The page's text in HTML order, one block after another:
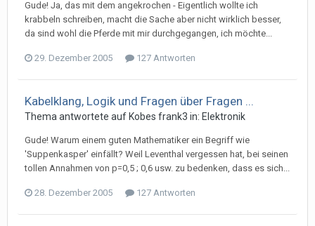
Gude! Ja, das mit dem angekrochen - Eigentlich wollte ich
krabbeln schreiben, macht die Sache aber nicht wirklich besser,
da sind wohl die Pferde mit mir durchgegangen, ich möchte...
29. Dezember 2005 127 Antworten
Kabelklang, Logik und Fragen über Fragen ...
Thema antwortete auf Kobes frank3 in: Elektronik
Gude! Warum einem guten Mathematiker ein Begriff wie
'Suppenkasper' einfällt? Weil Leventhal vergessen hat, bei seinen
tollen Annahmen von p=0,5 ; 0,6 usw. zu bedenken, dass es sich...
28. Dezember 2005 127 Antworten